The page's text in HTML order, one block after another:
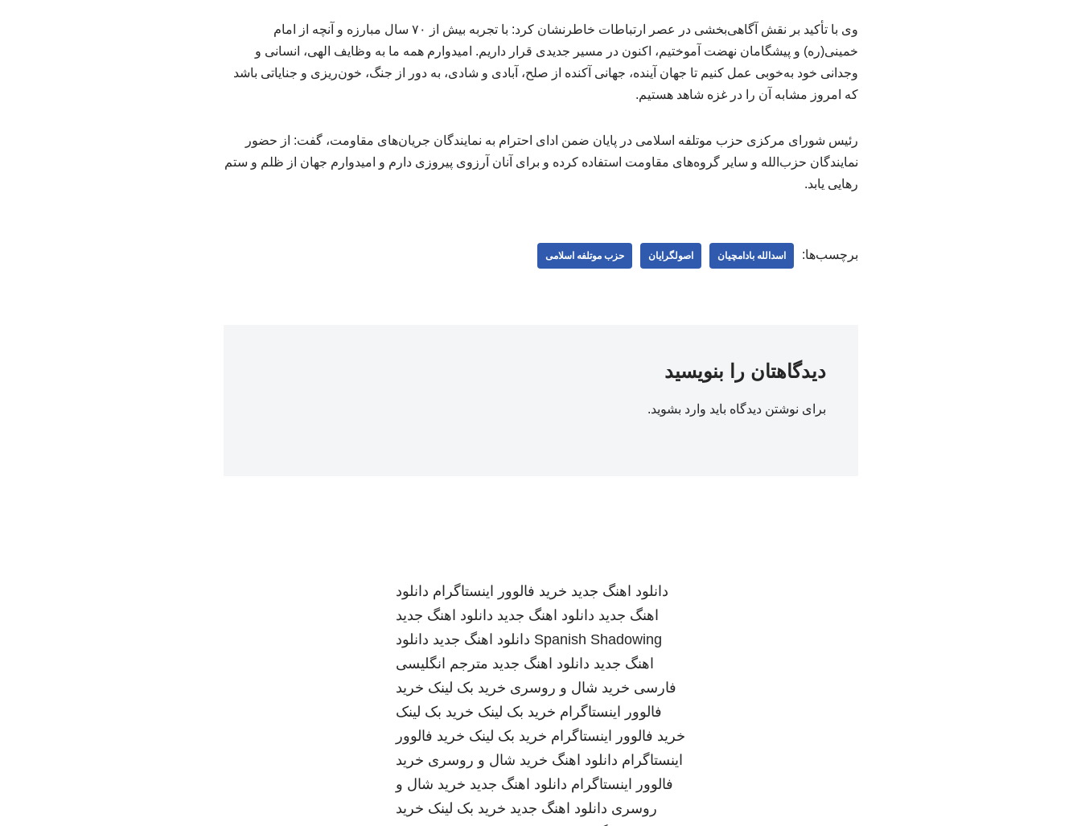
وی با تأکید بر نقش آگاهی‌بخشی در عصر ارتباطات خاطرنشان کرد: با تجربه بیش از ۷۰ سال مبارزه و آنچه از امام
خمینی(ره) و پیشگامان نهضت آموختیم، اکنون در مسیر جدیدی قرار داریم. امیدوارم همه ما به وظایف الهی، انسانی و
وجدانی خود به‌خوبی عمل کنیم تا جهان آینده، جهانی آکنده از صلح، آبادی و شادی، به دور از جنگ، خون‌ریزی و جنایاتی باشد
که امروز مشابه آن را در غزه شاهد هستیم.
رئیس شورای مرکزی حزب موتلفه اسلامی در پایان ضمن ادای احترام به نمایندگان جریان‌های مقاومت، گفت: از حضور
نمایندگان حزب‌الله و سایر گروه‌های مقاومت استفاده کرده و برای آنان آرزوی پیروزی دارم و امیدوارم جهان از ظلم و ستم
رهایی یابد.
برچسب‌ها: اسدالله بادامچیان اصولگرایان حزب موتلفه اسلامی
دیدگاهتان را بنویسید
برای نوشتن دیدگاه باید وارد بشوید.
دانلود اهنگ جدید خرید فالوور اینستاگرام دانلود
اهنگ جدید دانلود اهنگ جدید دانلود اهنگ جدید
Spanish Shadowing دانلود اهنگ جدید دانلود
اهنگ جدید دانلود اهنگ جدید مترجم انگلیسی
فارسی خرید شال و روسری خرید بک لینک خرید
فالوور اینستاگرام خرید بک لینک خرید بک لینک
خرید فالوور اینستاگرام خرید بک لینک خرید فالوور
اینستاگرام دانلود اهنگ خرید شال و روسری خرید
فالوور اینستاگرام دانلود اهنگ جدید خرید شال و
روسری دانلود اهنگ جدید خرید بک لینک خرید